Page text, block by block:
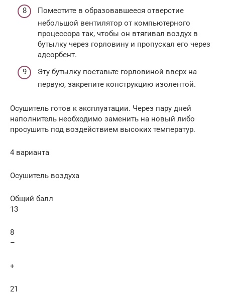
Поместите в образовавшееся отверстие
небольшой вентилятор от компьютерного
процессора так, чтобы он втягивал воздух в
бутылку через горловину и пропускал его через
адсорбент.
Эту бутылку поставьте горловиной вверх на
первую, закрепите конструкцию изолентой.
Осушитель готов к эксплуатации. Через пару дней
наполнитель необходимо заменить на новый либо
просушить под воздействием высоких температур.
4 варианта
Осушитель воздуха
Общий балл
13
8
–
+
21